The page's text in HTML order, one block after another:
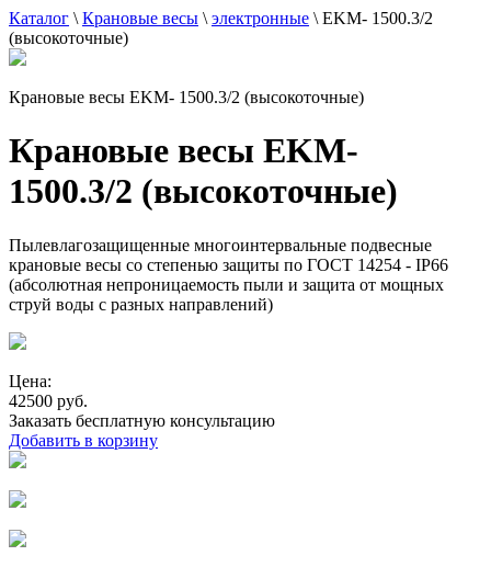
Каталог \ Крановые весы \ электронные \ EKM- 1500.3/2
(высокоточные)
Крановые весы EKM- 1500.3/2 (высокоточные)
Крановые весы EKM-
1500.3/2 (высокоточные)
Пылевлагозащищенные многоинтервальные подвесные
крановые весы со степенью защиты по ГОСТ 14254 - IP66
(абсолютная непроницаемость пыли и защита от мощных
струй воды с разных направлений)
Цена:
42500 руб.
Заказать бесплатную консультацию
Добавить в корзину